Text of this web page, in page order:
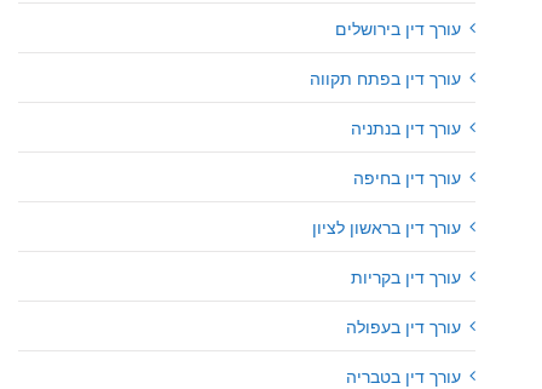
עורך דין בירושלים
עורך דין בפתח תקווה
עורך דין בנתניה
עורך דין בחיפה
עורך דין בראשון לציון
עורך דין בקריות
עורך דין בעפולה
עורך דין בטבריה